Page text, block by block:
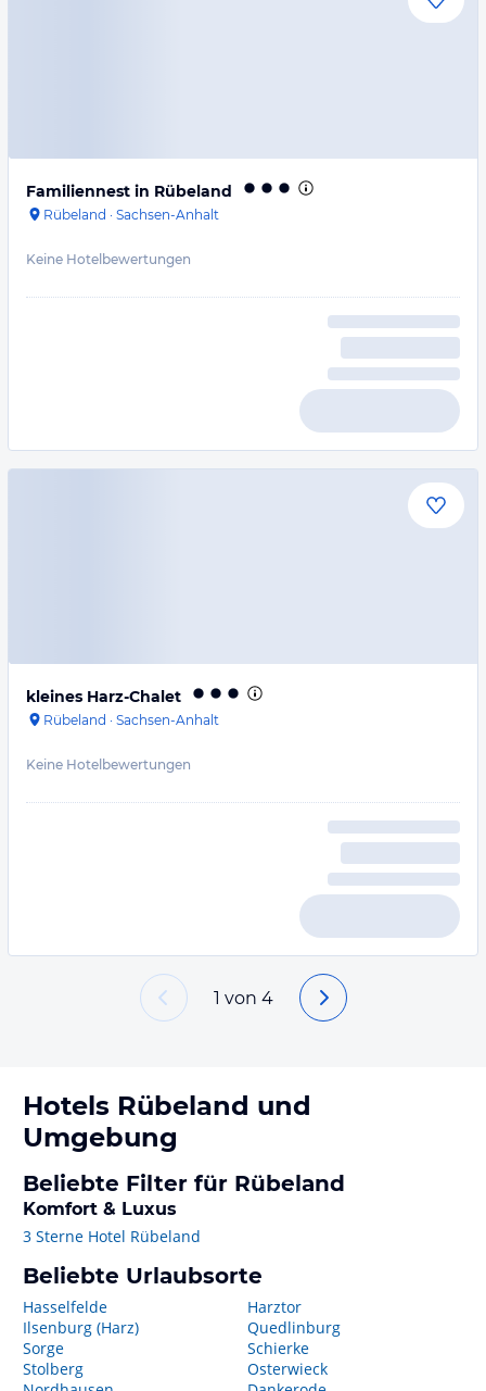
Familiennest in Rübeland
Rübeland · Sachsen-Anhalt
Keine Hotelbewertungen
kleines Harz-Chalet
Rübeland · Sachsen-Anhalt
Keine Hotelbewertungen
1 von 4
Hotels Rübeland und
Umgebung
Beliebte Filter für Rübeland
Komfort & Luxus
3 Sterne Hotel Rübeland
Beliebte Urlaubsorte
Hasselfelde
Ilsenburg (Harz)
Sorge
Stolberg
Harztor
Quedlinburg
Schierke
Osterwieck